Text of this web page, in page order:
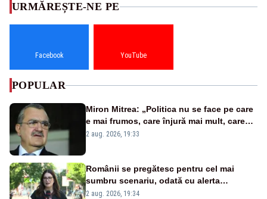
URMĂREȘTE-NE PE
Facebook YouTube
POPULAR
Miron Mitrea: „Politica nu se face pe care
e mai frumos, care înjură mai mult, care
țipă mai tare, ci pe proiecte”
2 aug. 2026, 19:33
Românii se pregătesc pentru cel mai
sumbru scenariu, odată cu alerta
energetică
2 aug. 2026, 19:34